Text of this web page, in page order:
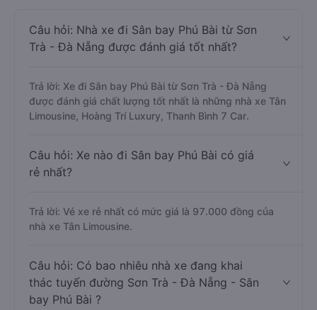
Câu hỏi: Nhà xe đi Sân bay Phú Bài từ Sơn
Trà - Đà Nẵng được đánh giá tốt nhất?
Trả lời: Xe đi Sân bay Phú Bài từ Sơn Trà - Đà Nẵng
được đánh giá chất lượng tốt nhất là những nhà xe Tân
Limousine, Hoàng Trí Luxury, Thanh Bình 7 Car.
Câu hỏi: Xe nào đi Sân bay Phú Bài có giá
rẻ nhất?
Trả lời: Vé xe rẻ nhất có mức giá là 97.000 đồng của
nhà xe Tân Limousine.
Câu hỏi: Có bao nhiêu nhà xe đang khai
thác tuyến đường Sơn Trà - Đà Nẵng - Sân
bay Phú Bài ?